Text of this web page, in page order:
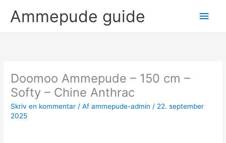
Ammepude guide
Doomoo Ammepude – 150 cm –
Softy – Chine Anthrac
Skriv en kommentar / Afammepude-admin/ 22. september
2025